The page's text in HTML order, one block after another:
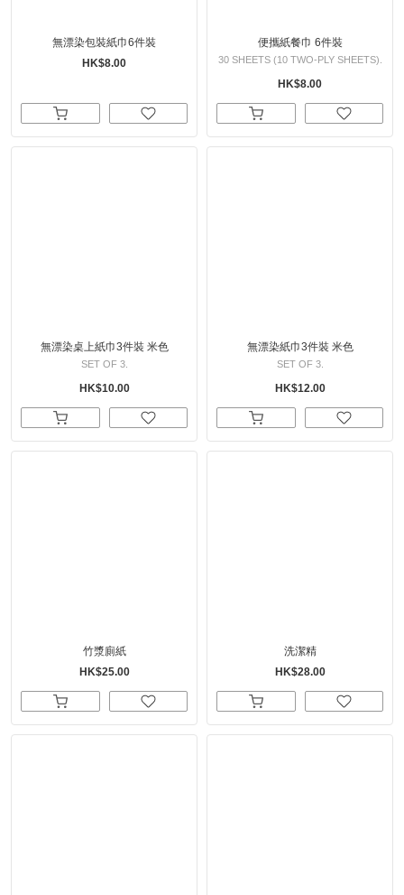
無漂染包裝紙巾6件裝
HK$8.00
便攜紙餐巾 6件裝
30 SHEETS (10 TWO-PLY SHEETS).
HK$8.00
無漂染桌上紙巾3件裝 米色
SET OF 3.
HK$10.00
無漂染紙巾3件裝 米色
SET OF 3.
HK$12.00
竹漿廁紙
HK$25.00
洗潔精
HK$28.00